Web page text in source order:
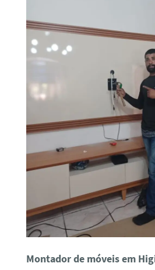
Montador de móveis em